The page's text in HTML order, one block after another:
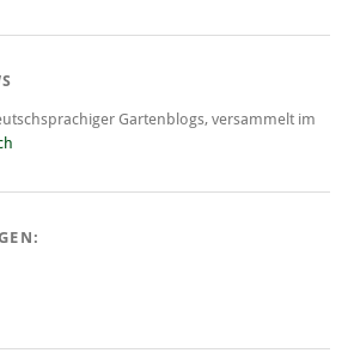
Gartenblogs, versammelt im